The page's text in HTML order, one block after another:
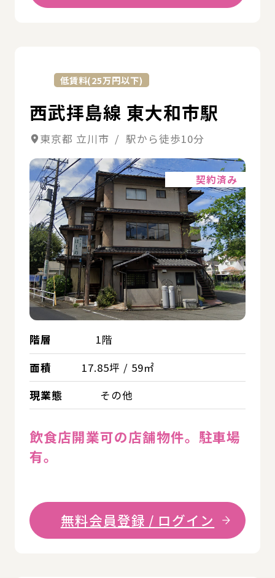
低賃料(25万円以下)
西武拝島線 東大和市駅
東京都 立川市 / 駅から徒歩10分
契約済み
階層
1階
面積
17.85坪 / 59㎡
現業態
その他
飲食店開業可の店舗物件。駐車場
有。
無料会員登録 / ログイン